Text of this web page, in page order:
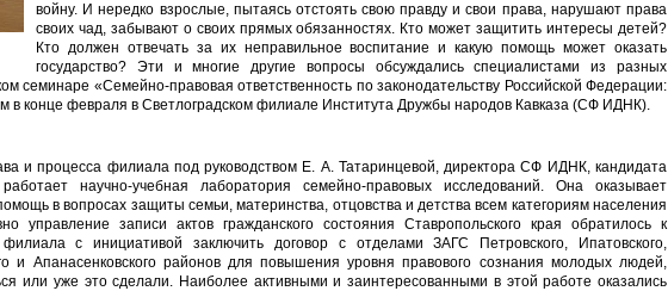
войну. И нередко взрослые, пытаясь отстоять свою правду и свои права, нарушают права
своих чад, забывают о своих прямых обязанностях. Кто может защитить интересы детей?
Кто должен отвечать за их неправильное воспитание и какую помощь может оказать
государство? Эти и многие другие вопросы обсуждались специалистами из разных
семинаре «Семейно-правовая ответственность по законодательству Российской Федерации:
в конце февраля в Светлоградском филиале Института Дружбы народов Кавказа (СФ ИДНК).
и процесса филиала под руководством Е. А. Татаринцевой, директора СФ ИДНК, кандидата
научно-учебная лаборатория семейно-правовых исследований. Она оказывает
в вопросах защиты семьи, материнства, отцовства и детства всем категориям населения
управление записи актов гражданского состояния Ставропольского края обратилось к
филиала с инициативой заключить договор с отделами ЗАГС Петровского, Ипатовского,
и Апанасенковского районов для повышения уровня правового сознания молодых людей,
или уже это сделали. Наиболее активными и заинтересованными в этой работе оказались